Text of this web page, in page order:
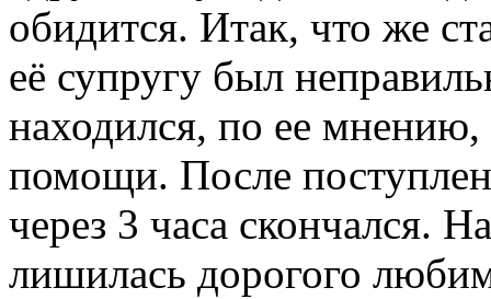
обидится. Итак, что же
её супругу был
находился, по ее мнению,
помощи. После
через 3 часа скончался.
лишилась дорогого